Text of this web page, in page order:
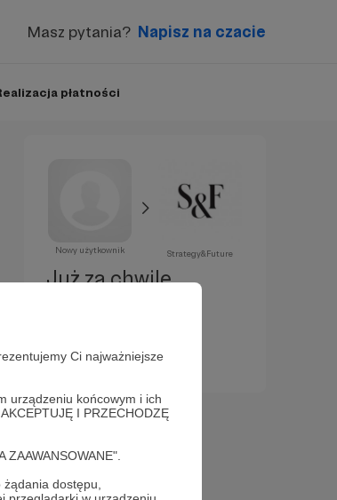
Ci najważniejsze
urządzeniu końcowym i ich
I PRZECHODZĘ
dostępu,
Masz pytania? Napisz na czacie
płatności
Nowy użytkownik Strategy&Future
Już za chwilę